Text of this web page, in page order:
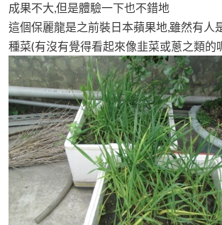
成果不大,但是體驗一下也不錯地
這個保麗龍是之前裝日本蘋果地,雖然有人
種菜(有沒有覺得看起來像韭菜或蔥之類的